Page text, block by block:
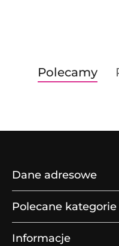
Pomiń karuzelę
Produkty
Polecamy
Dane adresowe
Polecane kategorie
Informacje